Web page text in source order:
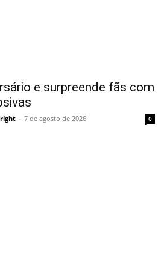
e surpreende fãs com
- 7 de agosto de 2026 0